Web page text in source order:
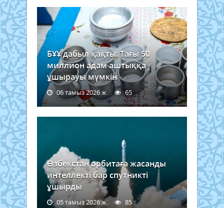
БҰҰ дабыл қақты: Тағы 50
миллион адам аштыққа
ұшырауы мүмкін
06 тамыз 2026 ж. 65
Өзбекстан орбитаға жасанды
интеллекті бар спутникті
ұшырды
05 тамыз 2026 ж. 85